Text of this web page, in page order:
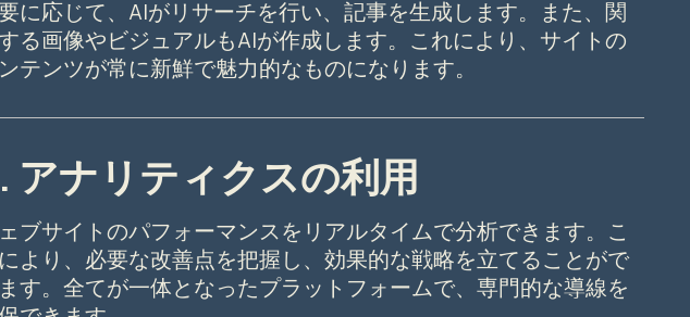
に応じて、AIがリサーチを行い、記事を生成します。また、関
る画像やビジュアルもAIが作成します。これにより、サイトの
テンツが常に新鮮で魅力的なものになります。
アナリティクスの利用
ブサイトのパフォーマンスをリアルタイムで分析できます。こ
より、必要な改善点を把握し、効果的な戦略を立てることがで
す。全てが一体となったプラットフォームで、専門的な導線を